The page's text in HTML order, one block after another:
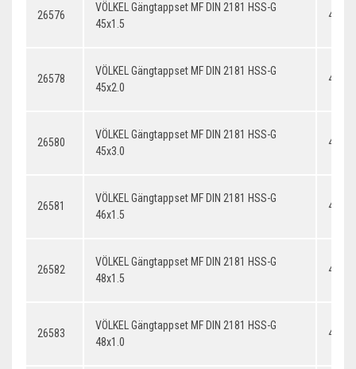
26576
VÖLKEL Gängtappset MF DIN 2181 HSS-G
45x1.5
26578
VÖLKEL Gängtappset MF DIN 2181 HSS-G
45x2.0
26580
VÖLKEL Gängtappset MF DIN 2181 HSS-G
45x3.0
26581
VÖLKEL Gängtappset MF DIN 2181 HSS-G
46x1.5
26582
VÖLKEL Gängtappset MF DIN 2181 HSS-G
48x1.5
26583
VÖLKEL Gängtappset MF DIN 2181 HSS-G
48x1.0